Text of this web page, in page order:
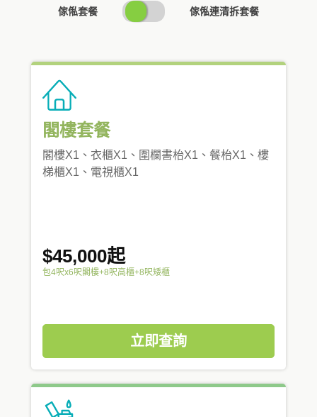
傢俬套餐
SWITCH
PRICING
傢俬連清拆套餐
閣樓套餐
閣樓X1、衣櫃X1、圍欄書枱X1、餐枱X1、樓
梯櫃X1、電視櫃X1
$45,000起
包4呎x6呎閣樓+8呎高櫃+8呎矮櫃
立即查詢